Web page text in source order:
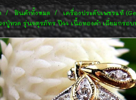
สินค้าทั้งหมด เครื่องประดับเพชรแท้
งปู่ทวด รุ่นจตุรภัทร ปี44 เนื้อทองคำ เลี่ยมกรอ